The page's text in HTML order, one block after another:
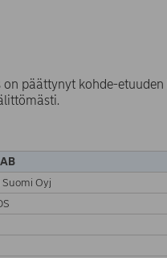
päättynyt kohde-etuuden
Oyj